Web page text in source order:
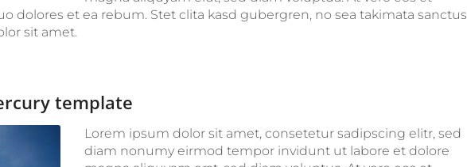
dolores et ea rebum. Stet clita kasd gubergren, no sea takimata sanctus
sit amet.
template
Lorem ipsum dolor sit amet, consetetur sadipscing elitr, sed
diam nonumy eirmod tempor invidunt ut labore et dolore